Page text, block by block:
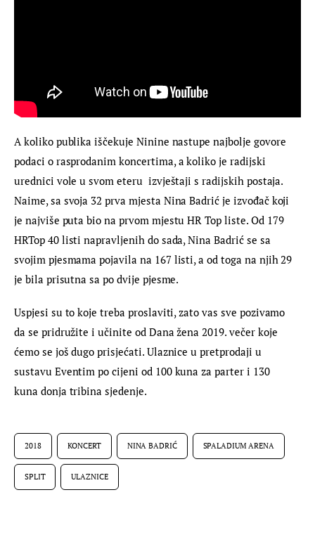
A koliko publika iščekuje Ninine nastupe najbolje govore
podaci o rasprodanim koncertima, a koliko je radijski
urednici vole u svom eteru  izvještaji s radijskih postaja.
Naime, sa svoja 32 prva mjesta Nina Badrić je izvođač koji
je najviše puta bio na prvom mjestu HR Top liste. Od 179
HRTop 40 listi napravljenih do sada, Nina Badrić se sa
svojim pjesmama pojavila na 167 listi, a od toga na njih 29
je bila prisutna sa po dvije pjesme.
Uspjesi su to koje treba proslaviti, zato vas sve pozivamo
da se pridružite i učinite od Dana žena 2019. večer koje
ćemo se još dugo prisjećati. Ulaznice u pretprodaji u
sustavu Eventim po cijeni od 100 kuna za parter i 130
kuna donja tribina sjedenje.
2018 KONCERT NINA BADRIĆ SPALADIUM ARENA
SPLIT ULAZNICE